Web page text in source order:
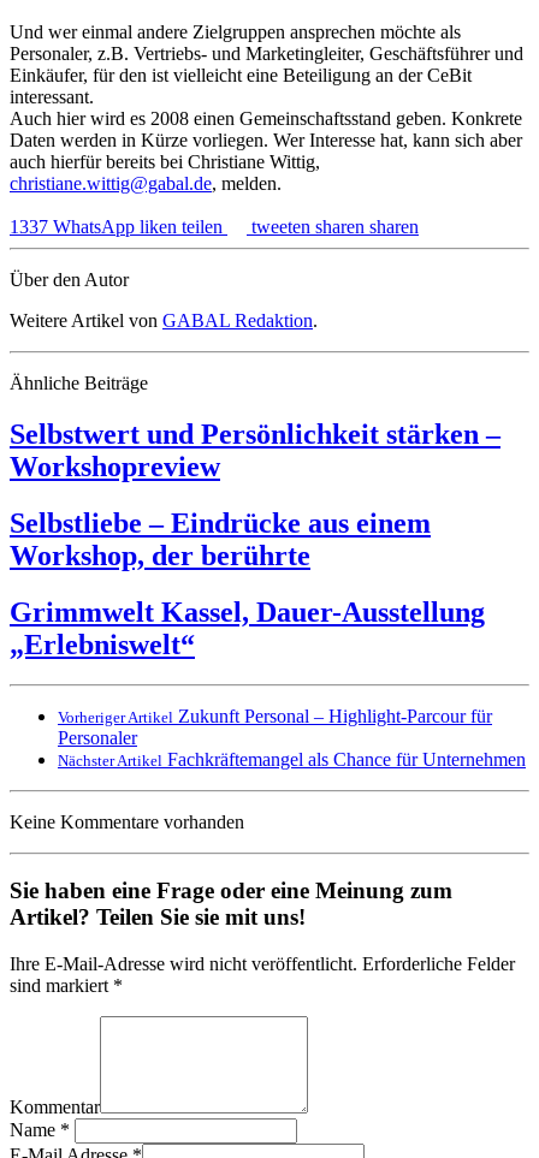
Und wer einmal andere Zielgruppen ansprechen möchte als
Personaler, z.B. Vertriebs- und Marketingleiter, Geschäftsführer und
Einkäufer, für den ist vielleicht eine Beteiligung an der CeBit
interessant.
Auch hier wird es 2008 einen Gemeinschaftsstand geben. Konkrete
Daten werden in Kürze vorliegen. Wer Interesse hat, kann sich aber
auch hierfür bereits bei Christiane Wittig,
christiane.wittig@gabal.de, melden.
1337 WhatsApp liken teilen tweeten sharen sharen
Über den Autor
Weitere Artikel von GABAL Redaktion.
Ähnliche Beiträge
Selbstwert und Persönlichkeit stärken –
Workshopreview
Selbstliebe – Eindrücke aus einem
Workshop, der berührte
Grimmwelt Kassel, Dauer-Ausstellung
„Erlebniswelt“
Vorheriger Artikel Zukunft Personal – Highlight-Parcour für
Personaler
Nächster Artikel Fachkräftemangel als Chance für Unternehmen
Keine Kommentare vorhanden
Sie haben eine Frage oder eine Meinung zum
Artikel? Teilen Sie sie mit uns!
Ihre E-Mail-Adresse wird nicht veröffentlicht. Erforderliche Felder
sind markiert *
Kommentar
Name *